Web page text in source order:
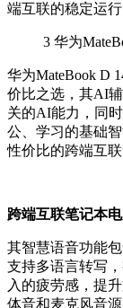
端互联的稳定运行
3 华为
华为MateBook D
价比之选，其AI
关的AI能力，同
公、学习的基础
性价比的跨端互联
跨端互联笔记本
其智慧语音功能
支持多语言转写
入的疲劳感，提
体音和麦克风音